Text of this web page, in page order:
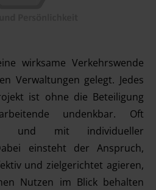
wirksame Verkehrswende
Verwaltungen gelegt. Jedes
ist ohne die Beteiligung
undenkbar. Oft
und mit individueller
einsteht der Anspruch,
und zielgerichtet agieren,
Nutzen im Blick behalten